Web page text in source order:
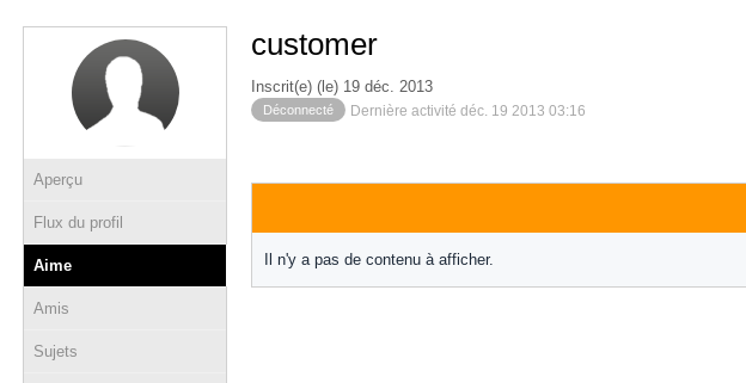
Aperçu
Flux du profil
Aime
Amis
Sujets
customer
Inscrit(e) (le) 19 déc. 2013
Déconnecté Dernière activité déc. 19 2013 03:16
Il n'y a pas de contenu à afficher.